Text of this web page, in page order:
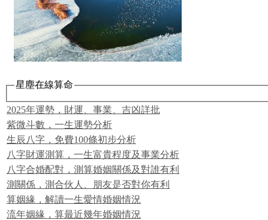
星塵在線算命
2025年運勢，財運、事業、吉凶詳批
紫微斗數，一生運勢分析
生辰八字，免費100條初步分析
八字財運測算，一生富貴程度及事業分析
八字合婚配對，測算婚姻關係及對誰有利
測關係，測合伙人、朋友是否對你有利
算姻緣，解讀一生愛情婚姻情況
流年姻緣，算最近幾年婚姻情況